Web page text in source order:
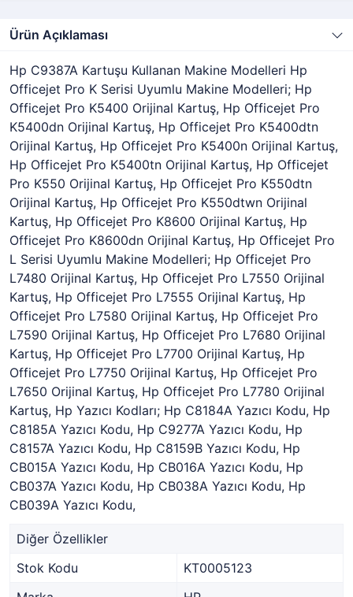
Ürün Açıklaması
Hp C9387A Kartuşu Kullanan Makine Modelleri Hp
Officejet Pro K Serisi Uyumlu Makine Modelleri; Hp
Officejet Pro K5400 Orijinal Kartuş, Hp Officejet Pro
K5400dn Orijinal Kartuş, Hp Officejet Pro K5400dtn
Orijinal Kartuş, Hp Officejet Pro K5400n Orijinal Kartuş,
Hp Officejet Pro K5400tn Orijinal Kartuş, Hp Officejet
Pro K550 Orijinal Kartuş, Hp Officejet Pro K550dtn
Orijinal Kartuş, Hp Officejet Pro K550dtwn Orijinal
Kartuş, Hp Officejet Pro K8600 Orijinal Kartuş, Hp
Officejet Pro K8600dn Orijinal Kartuş, Hp Officejet Pro
L Serisi Uyumlu Makine Modelleri; Hp Officejet Pro
L7480 Orijinal Kartuş, Hp Officejet Pro L7550 Orijinal
Kartuş, Hp Officejet Pro L7555 Orijinal Kartuş, Hp
Officejet Pro L7580 Orijinal Kartuş, Hp Officejet Pro
L7590 Orijinal Kartuş, Hp Officejet Pro L7680 Orijinal
Kartuş, Hp Officejet Pro L7700 Orijinal Kartuş, Hp
Officejet Pro L7750 Orijinal Kartuş, Hp Officejet Pro
L7650 Orijinal Kartuş, Hp Officejet Pro L7780 Orijinal
Kartuş, Hp Yazıcı Kodları; Hp C8184A Yazıcı Kodu, Hp
C8185A Yazıcı Kodu, Hp C9277A Yazıcı Kodu, Hp
C8157A Yazıcı Kodu, Hp C8159B Yazıcı Kodu, Hp
CB015A Yazıcı Kodu, Hp CB016A Yazıcı Kodu, Hp
CB037A Yazıcı Kodu, Hp CB038A Yazıcı Kodu, Hp
CB039A Yazıcı Kodu,
Diğer Özellikler
Stok Kodu
KT0005123